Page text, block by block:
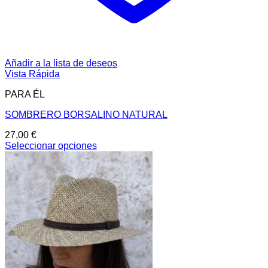
Añadir a la lista de deseos
Vista Rápida
PARA ÉL
SOMBRERO BORSALINO NATURAL
27,00 €
Seleccionar opciones
Este
producto
tiene
múltiples
variantes.
Las
opciones
se
pueden
elegir
en